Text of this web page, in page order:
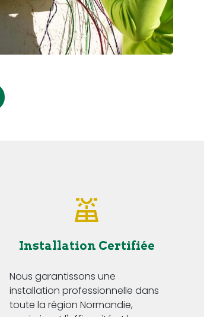
Installation Certifiée
Nous garantissons une
installation professionnelle dans
toute la région Normandie,